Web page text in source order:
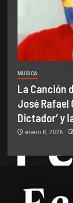
MUSICA
La Canción
José Rafael
Dictador’ y
enero 8, 2026